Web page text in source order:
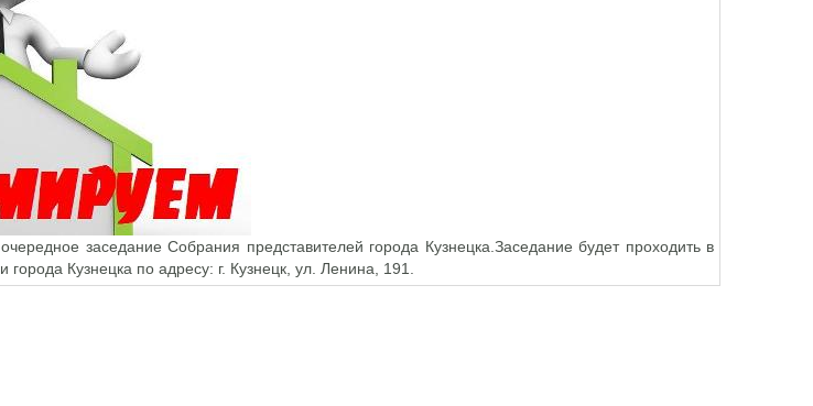
заседание Собрания представителей города Кузнецка.Заседание будет проходить в
Кузнецка по адресу: г. Кузнецк, ул. Ленина, 191.